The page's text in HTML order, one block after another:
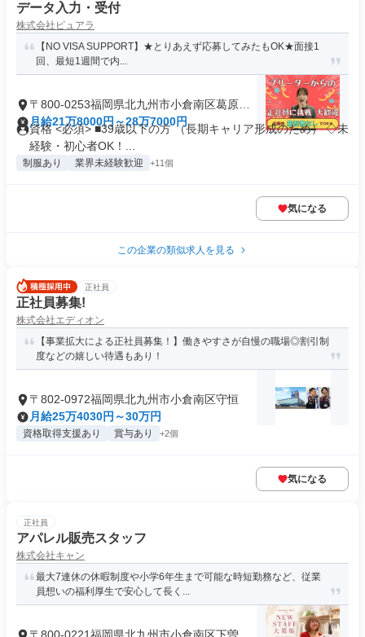
データ入力・受付
株式会社ピュアラ
【NO VISA SUPPORT】★とりあえず応募してみたもOK★面接1
回、最短1週間で内...
〒800-0253福岡県北九州市小倉南区葛原本
町
月給21万8000円～28万7000円
資格 <必須> ■39歳以下の方 （長期キャリア形成のため） ◇未
経験・初心者OK！...
制服あり 業界未経験歓迎 +11個
気になる
この企業の類似求人を見る
正社員
正社員募集!
株式会社エディオン
【事業拡大による正社員募集！】働きやすさが自慢の職場◎割引制
度などの嬉しい待遇もあり！
〒802-0972福岡県北九州市小倉南区守恒
月給25万4030円～30万円
資格取得支援あり 賞与あり +2個
気になる
正社員
アパレル販売スタッフ
株式会社キャン
最大7連休の休暇制度や小学6年生まで可能な時短勤務など、従業
員想いの福利厚生で安心して長く...